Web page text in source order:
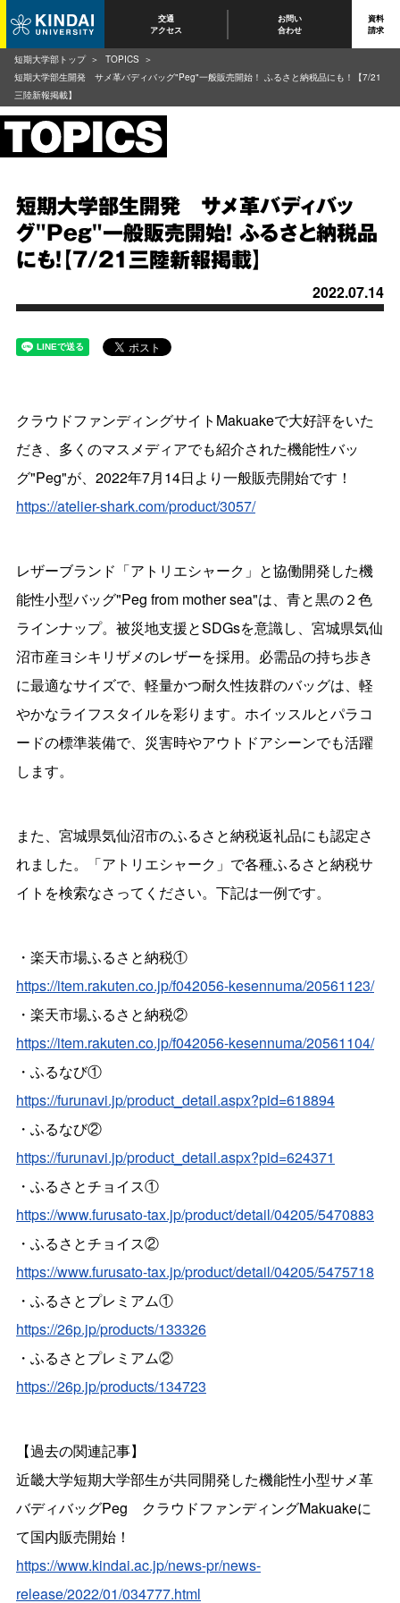
交通
アクセス
お問い
合わせ
資料
請求
短期大学部生開発 サメ革バディバッ
グ"Peg"一般販売開始！ ふるさと納税品
にも！【7/21三陸新報掲載】
2022.07.14
クラウドファンディングサイトMakuakeで大好評をいた
だき、多くのマスメディアでも紹介された機能性バッ
グ"Peg"が、2022年7月14日より一般販売開始です！
https://atelier-shark.com/product/3057/
レザーブランド「アトリエシャーク」と協働開発した機
能性小型バッグ"Peg from mother sea"は、青と黒の２色
ラインナップ。被災地支援とSDGsを意識し、宮城県気仙
沼市産ヨシキリザメのレザーを採用。必需品の持ち歩き
に最適なサイズで、軽量かつ耐久性抜群のバッグは、軽
やかなライフスタイルを彩ります。ホイッスルとパラコ
ードの標準装備で、災害時やアウトドアシーンでも活躍
します。
また、宮城県気仙沼市のふるさと納税返礼品にも認定さ
れました。「アトリエシャーク」で各種ふるさと納税サ
イトを検索なさってください。下記は一例です。
・楽天市場ふるさと納税①
https://item.rakuten.co.jp/f042056-kesennuma/20561123/
・楽天市場ふるさと納税②
https://item.rakuten.co.jp/f042056-kesennuma/20561104/
・ふるなび①
https://furunavi.jp/product_detail.aspx?pid=618894
・ふるなび②
https://furunavi.jp/product_detail.aspx?pid=624371
・ふるさとチョイス①
https://www.furusato-tax.jp/product/detail/04205/5470883
・ふるさとチョイス②
https://www.furusato-tax.jp/product/detail/04205/5475718
・ふるさとプレミアム①
https://26p.jp/products/133326
・ふるさとプレミアム②
https://26p.jp/products/134723
【過去の関連記事】
近畿大学短期大学部生が共同開発した機能性小型サメ革
バディバッグPeg クラウドファンディングMakuakeに
て国内販売開始！
https://www.kindai.ac.jp/news-pr/news-
release/2022/01/034777.html
短期大学部トップ
TOPICS
短期大学部生開発 サメ革バディバッグ"Peg"一般販売開始！ ふるさと納税品にも！【7/21
三陸新報掲載】